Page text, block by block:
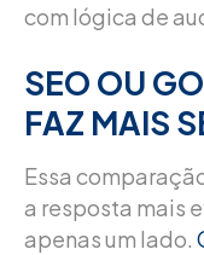
com lógica de
SEO OU
FAZ MAIS
Essa
a resposta mais
apenas um lado.